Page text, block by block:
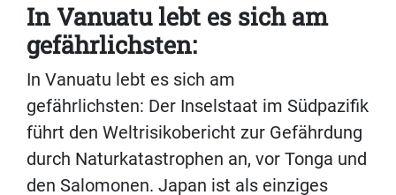
In Vanuatu lebt es sich am
gefährlichsten:
In Vanuatu lebt es sich am
gefährlichsten: Der Inselstaat im Südpazifik
führt den Weltrisikobericht zur Gefährdung
durch Naturkatastrophen an, vor Tonga und
den Salomonen. Japan ist als einziges